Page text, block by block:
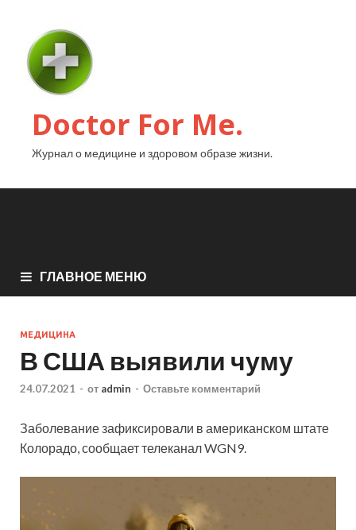
Doctor For Me.
Журнал о медицине и здоровом образе жизни.
ГЛАВНОЕ МЕНЮ
МЕДИЦИНА
В США выявили чуму
24.07.2021 - от admin - Оставьте комментарий
Заболевание зафиксировали в американском штате
Колорадо, сообщает телеканал WGN9.